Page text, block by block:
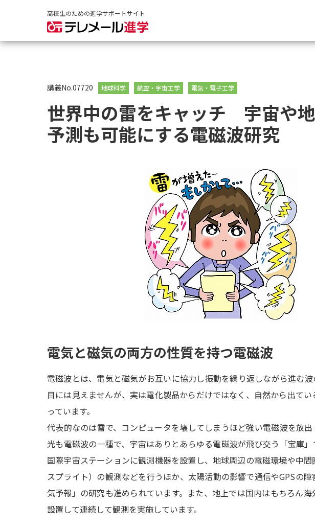
高校生のための進学サポートサイト
講義No.07720 地球科学 航空・宇宙工学 電気・電子工学
世界中の雷をキャッチ 宇宙や
予測も可能にする電磁波研究
電気と磁気の両方の性質を持つ電磁波
電磁波とは、電気と磁気がお互いに協力し振動を繰り返しながら進む
目には見えませんが、実は電化製品からだけではなく、自然から出て
っています。
代表的なのは雷で、コンピュータを壊してしまうほど強い電磁波を放
光も電磁波の一種で、宇宙はありとあらゆる電磁波が飛び交う「宝庫
国際宇宙ステーションに観測機器を設置し、地球周辺の電磁環境や中間
スプライト）の観測などを行うほか、太陽活動の影響で通信やGPSの
気予報」の研究も進められています。また、地上では国内はもちろん
設置して連続して観測を実施しています。